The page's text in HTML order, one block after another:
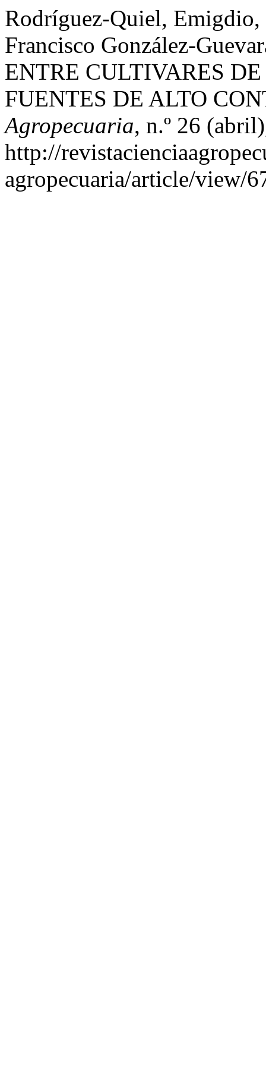
Rodríguez-Quiel,
Francisco González-
ENTRE CULTIVARES
FUENTES DE ALTO
Agropecuaria, n.º 26
http://
agropecuaria/article/view/